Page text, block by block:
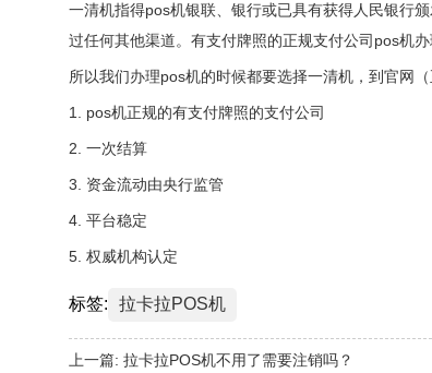
一清机指得pos机银联、银行或已具有获得人民银行
过任何其他渠道。有支付牌照的正规支付公司pos机
所以我们办理pos机的时候都要选择一清机，到官网
1. pos机正规的有支付牌照的支付公司
2. 一次结算
3. 资金流动由央行监管
4. 平台稳定
5. 权威机构认定
标签: 拉卡拉POS机
上一篇: 拉卡拉POS机不用了需要注销吗？